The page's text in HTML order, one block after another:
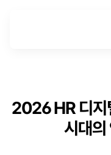
2026 HR 디지
시대의